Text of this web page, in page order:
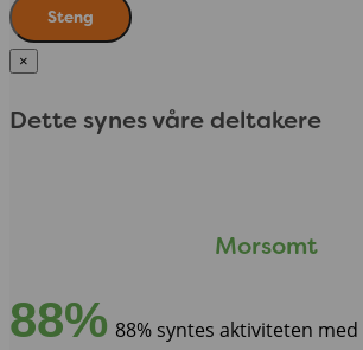
Steng
×
Dette synes våre deltakere
Morsomt
88% 88% syntes aktiviteten